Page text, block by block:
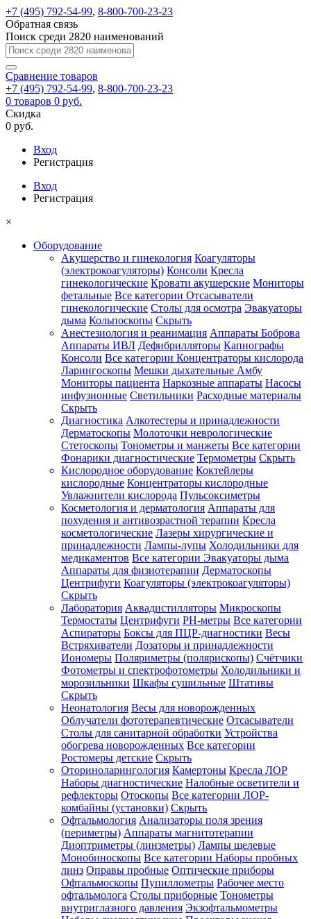
+7 (495) 792-54-99, 8-800-700-23-23
Обратная связь
Поиск среди 2820 наименований
Сравнение товаров
+7 (495) 792-54-99, 8-800-700-23-23
0 товаров 0 руб.
Скидка
0 руб.
Вход
Регистрация
Вход
Регистрация
×
Оборудование
Акушерство и гинекология Коагуляторы
(электрокоагуляторы) Консоли Кресла
гинекологические Кровати акушерские Мониторы
фетальные Все категории Отсасыватели
гинекологические Столы для осмотра Эвакуаторы
дыма Кольпоскопы Скрыть
Анестезиология и реанимация Аппараты Боброва
Аппараты ИВЛ Дефибрилляторы Капнографы
Консоли Все категории Концентраторы кислорода
Ларингоскопы Мешки дыхательные Амбу
Мониторы пациента Наркозные аппараты Насосы
инфузионные Светильники Расходные материалы
Скрыть
Диагностика Алкотестеры и принадлежности
Дерматоскопы Молоточки неврологические
Стетоскопы Тонометры и манжеты Все категории
Фонарики диагностические Термометры Скрыть
Кислородное оборудование Коктейлеры
кислородные Концентраторы кислородные
Увлажнители кислорода Пульсоксиметры
Косметология и дерматология Аппараты для
похудения и антивозрастной терапии Кресла
косметологические Лазеры хирургические и
принадлежности Лампы-лупы Холодильники для
медикаментов Все категории Эвакуаторы дыма
Аппараты для физиотерапии Дерматоскопы
Центрифуги Коагуляторы (электрокоагуляторы)
Скрыть
Лаборатория Аквадистилляторы Микроскопы
Термостаты Центрифуги PH-метры Все категории
Аспираторы Боксы для ПЦР-диагностики Весы
Встряхиватели Дозаторы и принадлежности
Иономеры Поляриметры (полярископы) Счётчики
Фотометры и спектрофотометры Холодильники и
морозильники Шкафы сушильные Штативы
Скрыть
Неонатология Весы для новорожденных
Облучатели фототерапевтические Отсасыватели
Столы для санитарной обработки Устройства
обогрева новорожденных Все категории
Ростомеры детские Скрыть
Оториноларингология Камертоны Кресла ЛОР
Наборы диагностические Налобные осветители и
рефлекторы Отоскопы Все категории ЛОР-
комбайны (установки) Скрыть
Офтальмология Анализаторы поля зрения
(периметры) Аппараты магнитотерапии
Диоптриметры (линзметры) Лампы щелевые
Монобиноскопы Все категории Наборы пробных
линз Оправы пробные Оптические приборы
Офтальмоскопы Пупиллометры Рабочее место
офтальмолога Столы приборные Тонометры
внутриглазного давления Экзофтальмометры